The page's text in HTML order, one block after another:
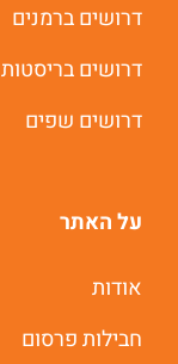
דרושים ברמנים
דרושים בריסטות
דרושים שפים
על האתר
אודות
חבילות פרסום